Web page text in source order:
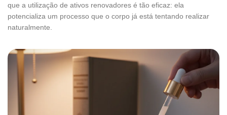
que a utilização de ativos renovadores é tão eficaz: ela
potencializa um processo que o corpo já está tentando realizar
naturalmente.